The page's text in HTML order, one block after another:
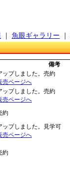
魚眼ギャラリー
備考
ップしました。売約
売ページへ
ップしました。売約
売ページへ
約
ップしました。見学可
売ページへ
約